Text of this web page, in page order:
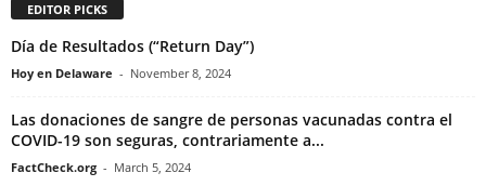
EDITOR PICKS
Día de Resultados (“Return Day”)
Hoy en Delaware - November 8, 2024
Las donaciones de sangre de personas vacunadas contra el
COVID-19 son seguras, contrariamente a...
FactCheck.org - March 5, 2024